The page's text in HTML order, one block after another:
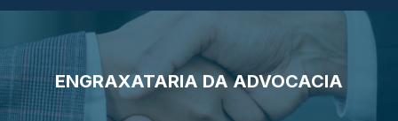
ENGRAXATARIA DA ADVOCACIA